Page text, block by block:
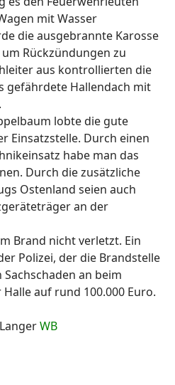
mit Wasser
die ausgebrannte Karosse
Rückzündungen zu
aus kontrollierten die
gefährdete Hallendach mit
lobte die gute
Einsatzstelle. Durch einen
habe man das
Durch die zusätzliche
Ostenland seien auch
an der
Brand nicht verletzt. Ein
Polizei, der die Brandstelle
an beim
auf rund 100.000 Euro.
WB